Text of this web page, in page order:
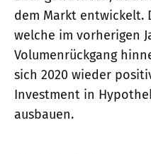
dem Markt entwickelt.
welche im vorherigen
Volumenrückgang
sich 2020 wieder
Investment in
ausbauen.